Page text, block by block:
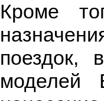
Кроме
поездок,
моделей